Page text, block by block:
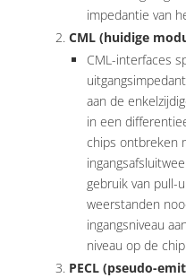
impedantie van
CML (huidige
CML-interfaces
aan de
in een
chips ontbreken
gebruik van pull-
weerstanden
ingangsniveau
niveau op de
PECL (pseudo-